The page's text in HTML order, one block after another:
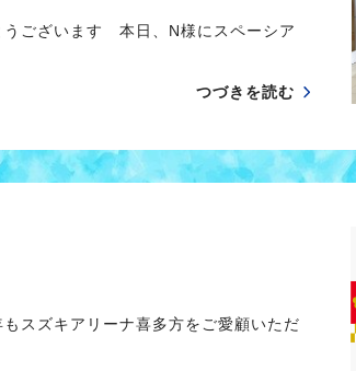
うございます 本日、N様にスペーシア
つづきを読む
スズキアリーナ喜多方をご愛顧いただ